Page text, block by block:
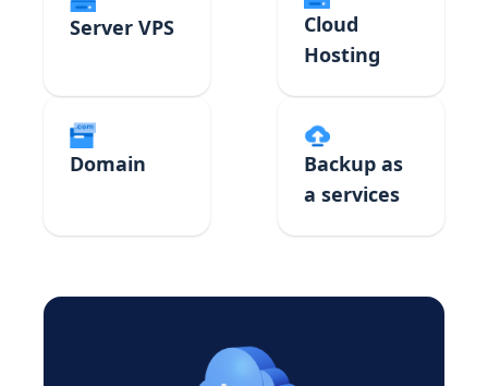
Server VPS
Cloud
Hosting
Domain
Backup as
a services